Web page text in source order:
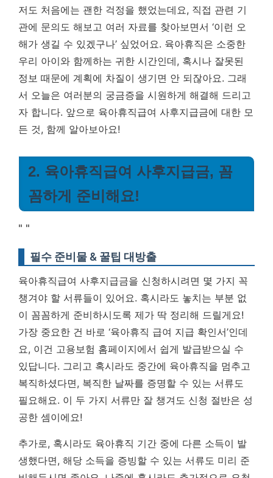
저도 처음에는 괜한 걱정을 했었는데요, 직접 관련 기
관에 문의도 해보고 여러 자료를 찾아보면서 ‘이런 오
해가 생길 수 있겠구나’ 싶었어요. 육아휴직은 소중한
우리 아이와 함께하는 귀한 시간인데, 혹시나 잘못된
정보 때문에 계획에 차질이 생기면 안 되잖아요. 그래
서 오늘은 여러분의 궁금증을 시원하게 해결해 드리고
자 합니다. 앞으로 육아휴직급여 사후지급금에 대한 모
든 것, 함께 알아보아요!
2. 육아휴직급여 사후지급금, 꼼
꼼하게 준비해요!
" "
필수 준비물 & 꿀팁 대방출
육아휴직급여 사후지급금을 신청하시려면 몇 가지 꼭
챙겨야 할 서류들이 있어요. 혹시라도 놓치는 부분 없
이 꼼꼼하게 준비하시도록 제가 딱 정리해 드릴게요!
가장 중요한 건 바로 ‘육아휴직 급여 지급 확인서’인데
요, 이건 고용보험 홈페이지에서 쉽게 발급받으실 수
있답니다. 그리고 혹시라도 중간에 육아휴직을 멈추고
복직하셨다면, 복직한 날짜를 증명할 수 있는 서류도
필요해요. 이 두 가지 서류만 잘 챙겨도 신청 절반은 성
공한 셈이에요!
추가로, 혹시라도 육아휴직 기간 중에 다른 소득이 발
생했다면, 해당 소득을 증빙할 수 있는 서류도 미리 준